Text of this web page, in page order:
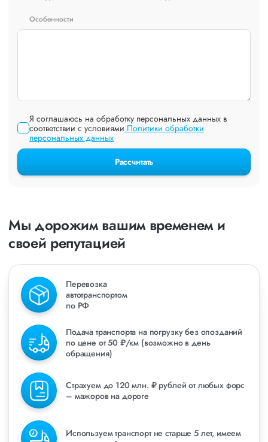
Особенности
Я соглашаюсь на обработку персональных данных в
соответствии с условиями Политики обработки
персональных данных
Рассчитать
Мы дорожим вашим временем и
своей репутацией
Перевозка
автотранспортом
по РФ
Подача транспорта на погрузку без опозданий
по цене от 50 ₽/км (возможно в день
обращения)
Страхуем до 120 млн. ₽ рублей от любых форс
– мажоров на дороге
Используем транспорт не старше 5 лет, имеем